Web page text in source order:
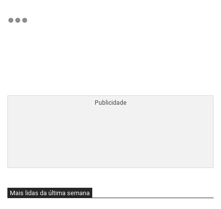
Mais lidas da última semana